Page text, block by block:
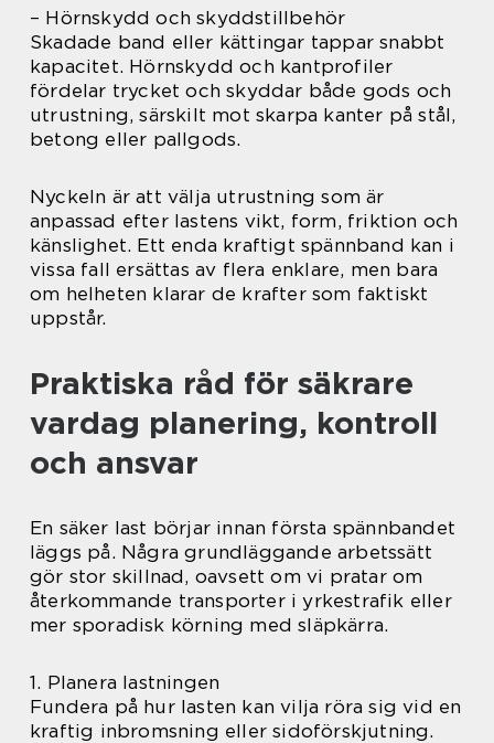
– Hörnskydd och skyddstillbehör
Skadade band eller kättingar tappar snabbt
kapacitet. Hörnskydd och kantprofiler
fördelar trycket och skyddar både gods och
utrustning, särskilt mot skarpa kanter på stål,
betong eller pallgods.
Nyckeln är att välja utrustning som är
anpassad efter lastens vikt, form, friktion och
känslighet. Ett enda kraftigt spännband kan i
vissa fall ersättas av flera enklare, men bara
om helheten klarar de krafter som faktiskt
uppstår.
Praktiska råd för säkrare
vardag planering, kontroll
och ansvar
En säker last börjar innan första spännbandet
läggs på. Några grundläggande arbetssätt
gör stor skillnad, oavsett om vi pratar om
återkommande transporter i yrkestrafik eller
mer sporadisk körning med släpkärra.
1. Planera lastningen
Fundera på hur lasten kan vilja röra sig vid en
kraftig inbromsning eller sidoförskjutning.